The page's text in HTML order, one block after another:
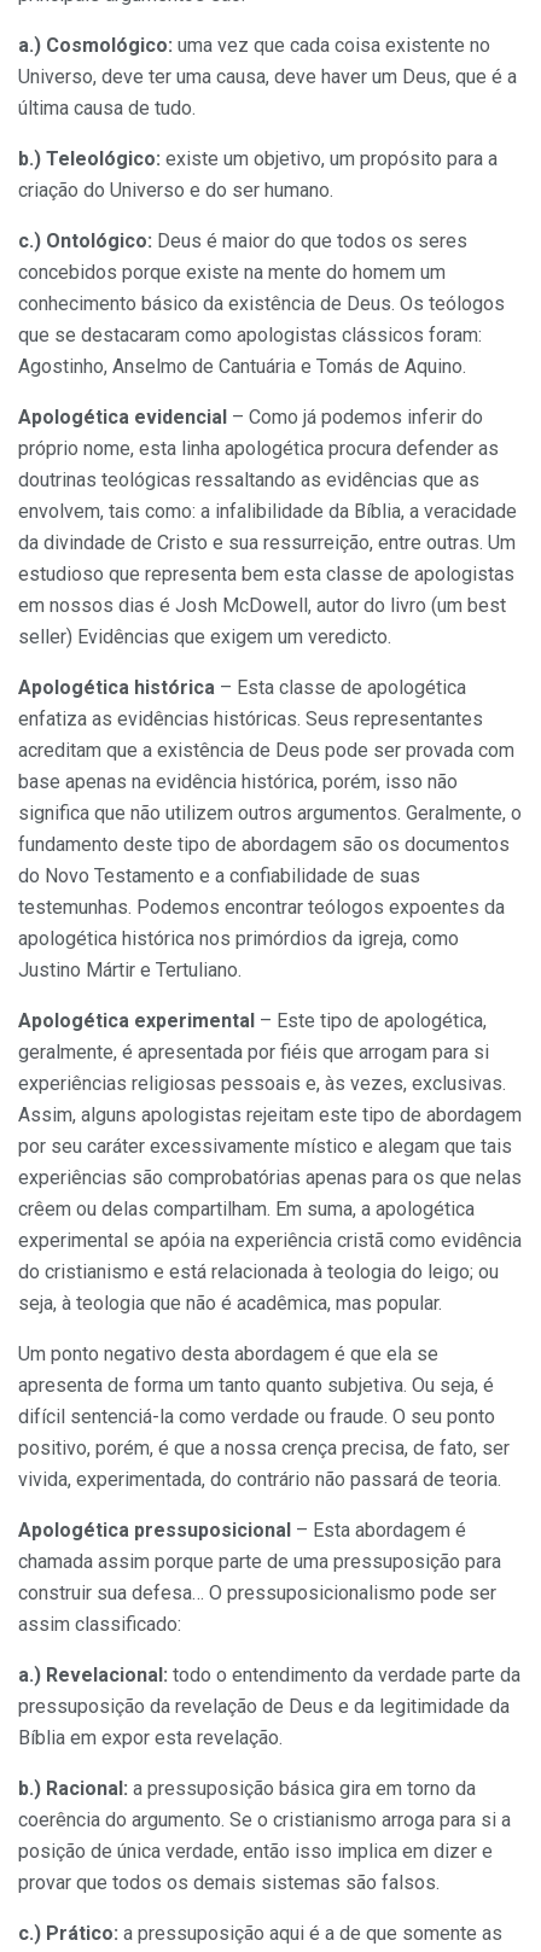
a.) Cosmológico: uma vez que cada coisa existente no
Universo, deve ter uma causa, deve haver um Deus, que é a
última causa de tudo.
b.) Teleológico: existe um objetivo, um propósito para a
criação do Universo e do ser humano.
c.) Ontológico: Deus é maior do que todos os seres
concebidos porque existe na mente do homem um
conhecimento básico da existência de Deus. Os teólogos
que se destacaram como apologistas clássicos foram:
Agostinho, Anselmo de Cantuária e Tomás de Aquino.
Apologética evidencial – Como já podemos inferir do
próprio nome, esta linha apologética procura defender as
doutrinas teológicas ressaltando as evidências que as
envolvem, tais como: a infalibilidade da Bíblia, a veracidade
da divindade de Cristo e sua ressurreição, entre outras. Um
estudioso que representa bem esta classe de apologistas
em nossos dias é Josh McDowell, autor do livro (um best
seller) Evidências que exigem um veredicto.
Apologética histórica – Esta classe de apologética
enfatiza as evidências históricas. Seus representantes
acreditam que a existência de Deus pode ser provada com
base apenas na evidência histórica, porém, isso não
significa que não utilizem outros argumentos. Geralmente, o
fundamento deste tipo de abordagem são os documentos
do Novo Testamento e a confiabilidade de suas
testemunhas. Podemos encontrar teólogos expoentes da
apologética histórica nos primórdios da igreja, como
Justino Mártir e Tertuliano.
Apologética experimental – Este tipo de apologética,
geralmente, é apresentada por fiéis que arrogam para si
experiências religiosas pessoais e, às vezes, exclusivas.
Assim, alguns apologistas rejeitam este tipo de abordagem
por seu caráter excessivamente místico e alegam que tais
experiências são comprobatórias apenas para os que nelas
crêem ou delas compartilham. Em suma, a apologética
experimental se apóia na experiência cristã como evidência
do cristianismo e está relacionada à teologia do leigo; ou
seja, à teologia que não é acadêmica, mas popular.
Um ponto negativo desta abordagem é que ela se
apresenta de forma um tanto quanto subjetiva. Ou seja, é
difícil sentenciá-la como verdade ou fraude. O seu ponto
positivo, porém, é que a nossa crença precisa, de fato, ser
vivida, experimentada, do contrário não passará de teoria.
Apologética pressuposicional – Esta abordagem é
chamada assim porque parte de uma pressuposição para
construir sua defesa… O pressuposicionalismo pode ser
assim classificado:
a.) Revelacional: todo o entendimento da verdade parte da
pressuposição da revelação de Deus e da legitimidade da
Bíblia em expor esta revelação.
b.) Racional: a pressuposição básica gira em torno da
coerência do argumento. Se o cristianismo arroga para si a
posição de única verdade, então isso implica em dizer e
provar que todos os demais sistemas são falsos.
c.) Prático: a pressuposição aqui é a de que somente as